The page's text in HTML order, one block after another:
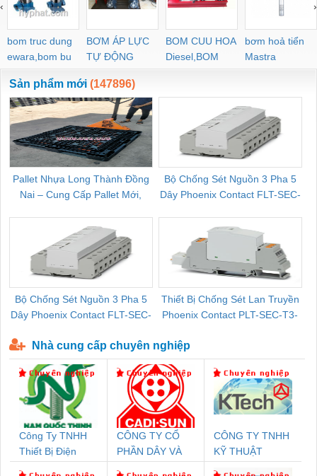
bom truc dung
ewara,bom bu
ewara
BƠM ÁP LỰC
TỰ ĐỘNG
BOM CUU HOA
Diesel,BOM
CHUA CHAY
bơm hoả tiển
Mastra
‹ ›
Sản phẩm mới (147896)
Pallet Nhựa Long Thành Đồng
Nai – Cung Cấp Pallet Mới,
Bộ Chống Sét Nguồn 3 Pha 5
Dây Phoenix Contact FLT-SEC-
Bộ Chống Sét Nguồn 3 Pha 5
Dây Phoenix Contact FLT-SEC-
Thiết Bị Chống Sét Lan Truyền
Phoenix Contact PLT-SEC-T3-
Nhà cung cấp chuyên nghiệp
Công Ty TNHH
Thiết Bị Điện
CÔNG TY CỔ
PHẦN DÂY VÀ
CÔNG TY TNHH
KỸ THUẬT